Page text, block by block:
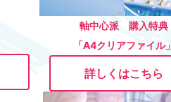
軸中心派 購入特典
「A4クリアファイル」
詳しくはこちら